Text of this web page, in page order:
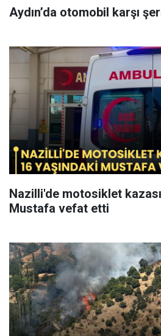
Aydın’da otomobil karşı
Nazilli'de motosiklet
Mustafa vefat etti